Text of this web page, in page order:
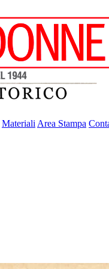
Materiali Area Stampa